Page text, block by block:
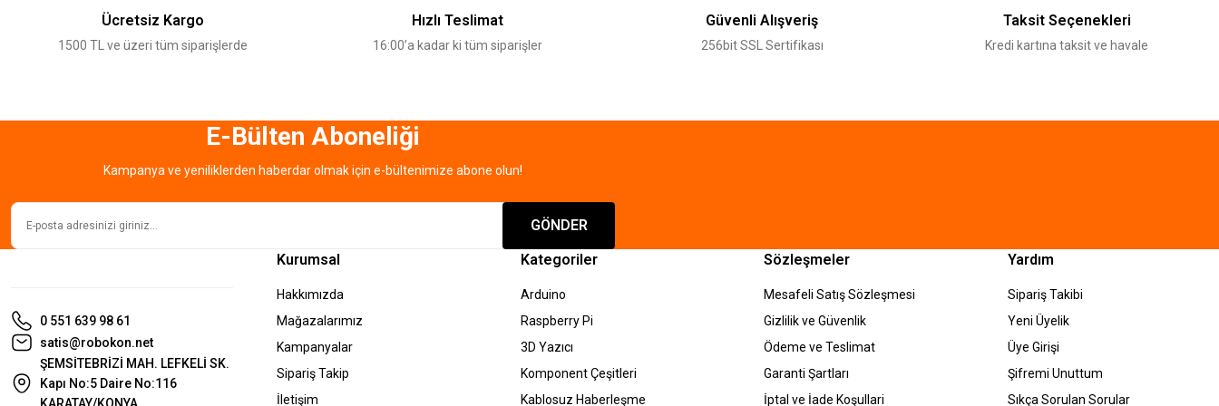
Ürün açıklamasında eksik bilgiler bulunuyor.
Ürün bilgilerinde hatalar bulunuyor.
Ücretsiz Kargo
1500 TL ve üzeri tüm siparişlerde
Hızlı Teslimat
16:00’a kadar ki tüm siparişler
Güvenli Alışveriş
256bit SSL Sertifikası
Taksit Seçenekleri
Kredi kartına taksit ve havale
E-Bülten Aboneliği
Kampanya ve yeniliklerden haberdar olmak için e-bültenimize abone olun!
GÖNDER
0 551 639 98 61
satis@robokon.net
ŞEMSİTEBRİZİ MAH. LEFKELİ SK.
Kapı No:5 Daire No:116
Kurumsal
Hakkımızda
Mağazalarımız
Kampanyalar
Sipariş Takip
İletişim
Kategoriler
Arduino
Raspberry Pi
3D Yazıcı
Komponent Çeşitleri
Kablosuz Haberleşme
Sözleşmeler
Mesafeli Satış Sözleşmesi
Gizlilik ve Güvenlik
Ödeme ve Teslimat
Garanti Şartları
İptal ve İade Koşullari
Yardım
Sipariş Takibi
Yeni Üyelik
Üye Girişi
Şifremi Unuttum
Sıkça Sorulan Sorular